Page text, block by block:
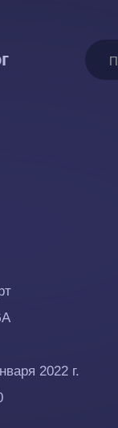
Поиск
2022 г.